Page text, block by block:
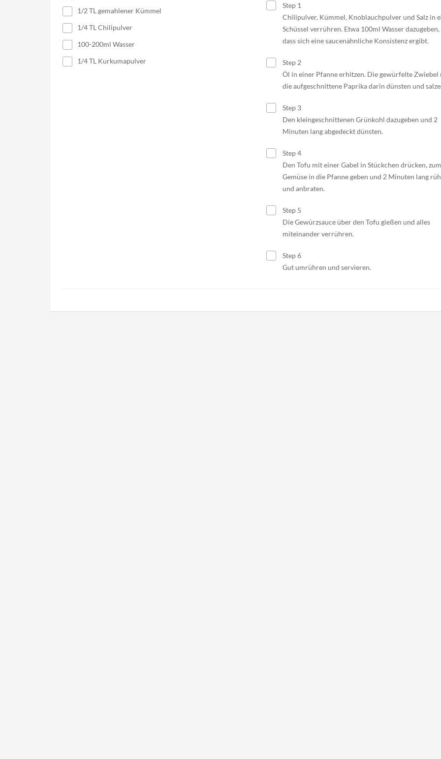
1/2 TL gemahlener Kümmel
1/4 TL Chilipulver
100-200ml Wasser
1/4 TL Kurkumapulver
Step 1
Chilipulver, Kümmel, Knoblauchpulver und Salz in
Schüssel verrühren. Etwa 100ml Wasser dazugeben,
dass sich eine saucenähnliche Konsistenz ergibt.
Step 2
Öl in einer Pfanne erhitzen. Die gewürfelte Zwiebel
die aufgeschnittene Paprika darin dünsten und
Step 3
Den kleingeschnittenen Grünkohl dazugeben und 2
Minuten lang abgedeckt dünsten.
Step 4
Den Tofu mit einer Gabel in Stückchen drücken, zum
Gemüse in die Pfanne geben und 2 Minuten lang
und anbraten.
Step 5
Die Gewürzsauce über den Tofu gießen und alles
miteinander verrühren.
Step 6
Gut umrühren und servieren.